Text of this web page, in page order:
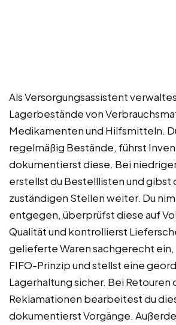
Als Versorgungsassistent
Lagerbestände von
Medikamenten und Hilfsmitteln.
regelmäßig Bestände, führst
dokumentierst diese. Bei
erstellst du Bestelllisten und gibst
zuständigen Stellen weiter. Du
entgegen, überprüfst diese auf
Qualität und kontrollierst
gelieferte Waren sachgerecht ein,
FIFO-Prinzip und stellst eine
Lagerhaltung sicher. Bei Retouren
Reklamationen bearbeitest du
dokumentierst Vorgänge.